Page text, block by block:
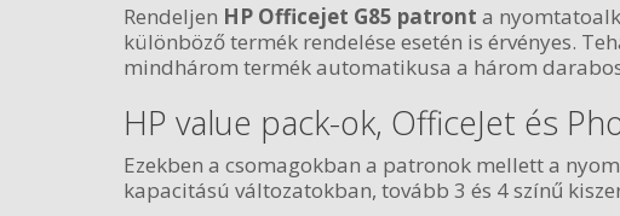
Rendeljen HP Officejet G85 patront a
különböző termék rendelése esetén is érvényes.
mindhárom termék automatikusa a három
HP value pack-ok, OfficeJet és
Ezekben a csomagokban a patronok mellett a
kapacitású változatokban, tovább 3 és 4 színű